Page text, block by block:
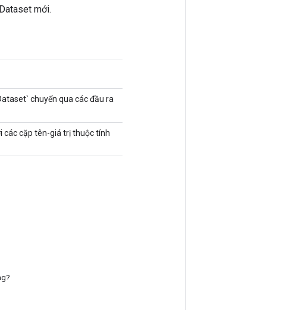
mới.
chuyển qua các đầu ra
các cặp tên-giá trị thuộc tính